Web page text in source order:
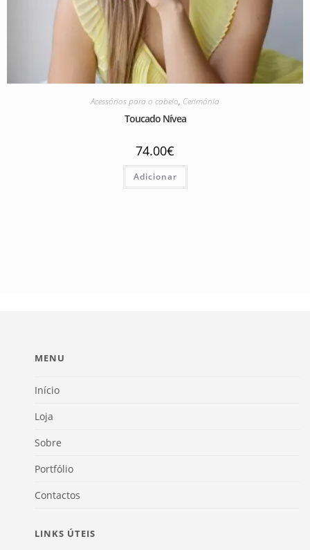
Acessórios para o cabelo, Cerimónia
Toucado Nívea
74.00€
Adicionar
MENU
Início
Loja
Sobre
Portfólio
Contactos
LINKS ÚTEIS